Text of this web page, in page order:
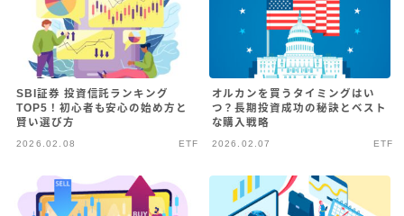
SBI証券 投資信託ランキング
TOP5！初心者も安心の始め方と
賢い選び方
2026.02.08 ETF
オルカンを買うタイミングはい
つ？長期投資成功の秘訣とベスト
な購入戦略
2026.02.07 ETF